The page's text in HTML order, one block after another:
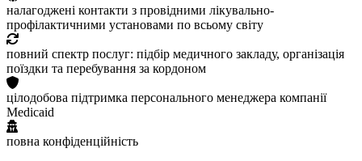
налагоджені контакти з провідними лікувально-
профілактичними установами по всьому світу
повний спектр послуг: підбір медичного закладу, організація
поїздки та перебування за кордоном
цілодобова підтримка персонального менеджера компанії
Medicaid
повна конфіденційність